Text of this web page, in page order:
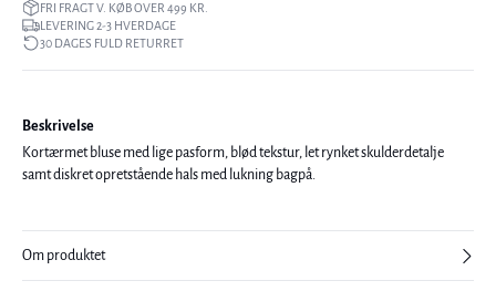
FRI FRAGT V. KØB OVER 499 KR.
LEVERING 2-3 HVERDAGE
30 DAGES FULD RETURRET
Beskrivelse
Kortærmet bluse med lige pasform, blød tekstur, let rynket skulderdetalje
samt diskret opretstående hals med lukning bagpå.
Om produktet